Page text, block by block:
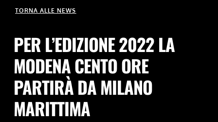
TORNA ALLE NEWS
PER L’EDIZIONE 2022 LA
MODENA CENTO ORE
PARTIRÀ DA MILANO
MARITTIMA